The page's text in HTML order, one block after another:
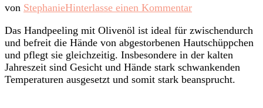
von StephanieHinterlasse einen Kommentarzu
mit
Olivenöl
Das Handpeeling mit Olivenöl ist ideal für zwischendurch
und befreit die Hände von abgestorbenen Hautschüppchen
und pflegt sie gleichzeitig. Insbesondere in der kalten
Jahreszeit sind Gesicht und Hände stark schwankenden
Temperaturen ausgesetzt und somit stark beansprucht.